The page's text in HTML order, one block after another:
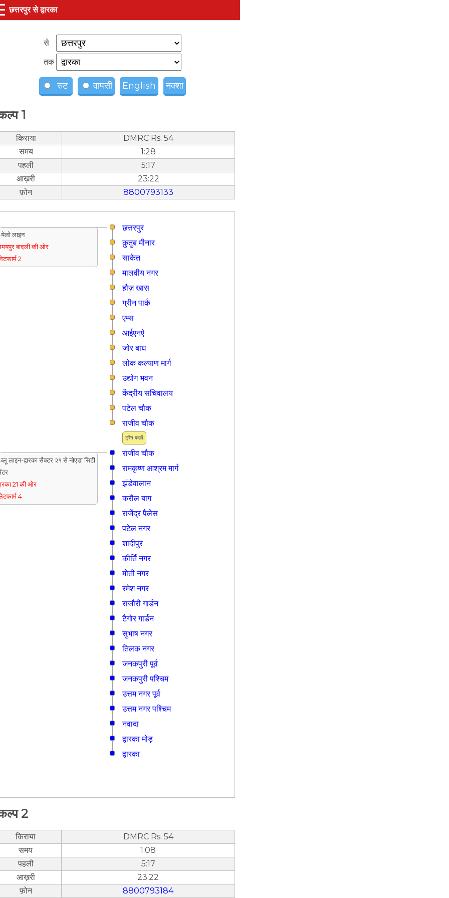
छत्तरपुर से द्वारका
से
तक
रुट वापसी English नक्शा
1
किराया
DMRC Rs. 54
समय
1:28
पहली
5:17
आख़री
23:22
फ़ोन
8800793133
छत्तरपुर
लाइन
बादली की ओर
2
क़ुतुब मीनार
साकेत
मालवीय नगर
हौज़ खास
ग्रीन पार्क
एम्स
आईएनऐ
जोर बाघ
लोक कल्याण मार्ग
उद्योग भवन
केंद्रीय सचिवालय
पटेल चौक
ट्रैन बदलें
राजीव चौक
राजीव चौक
लाइन-द्वारका सैक्टर २१ से नोएडा सिटी
21 की ओर
4
रामकृष्ण आश्रम मार्ग
झंडेवालान
करौल बाग
राजेंद्र पैलेस
पटेल नगर
शादीपुर
कीर्ति नगर
मोती नगर
रमेश नगर
राजौरी गार्डन
टैगोर गार्डन
सुभाष नगर
तिलक नगर
जनकपुरी पूर्व
जनकपुरी पश्चिम
उत्तम नगर पूर्व
उत्तम नगर पश्चिम
नवादा
द्वारका मोड़
द्वारका
2
किराया
DMRC Rs. 54
समय
1:08
पहली
5:17
आख़री
23:22
फ़ोन
8800793184